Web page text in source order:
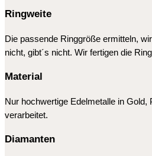
Ringweite
Die passende Ringgröße ermitteln,
nicht, gibt´s nicht. Wir fertigen die
Material
Nur hochwertige Edelmetalle in Gold,
verarbeitet.
Diamanten